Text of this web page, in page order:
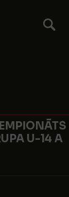
U-14 A